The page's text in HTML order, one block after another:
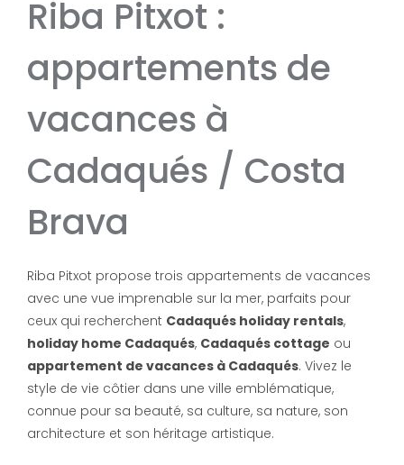
Riba Pitxot :
appartements de
vacances à
Cadaqués / Costa
Brava
Riba Pitxot propose trois appartements de vacances
avec une vue imprenable sur la mer, parfaits pour
ceux qui recherchent Cadaqués holiday rentals,
holiday home Cadaqués, Cadaqués cottage ou
appartement de vacances à Cadaqués. Vivez le
style de vie côtier dans une ville emblématique,
connue pour sa beauté, sa culture, sa nature, son
architecture et son héritage artistique.